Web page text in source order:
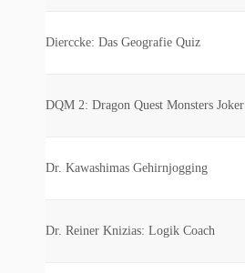
Dierccke: Das Geografie Quiz
DQM 2: Dragon Quest Monsters Joker
Dr. Kawashimas Gehirnjogging
Dr. Reiner Knizias: Logik Coach